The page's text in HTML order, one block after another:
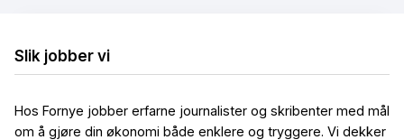
Slik jobber vi
Hos Fornye jobber erfarne journalister og skribenter med mål
om å gjøre din økonomi både enklere og tryggere. Vi dekker